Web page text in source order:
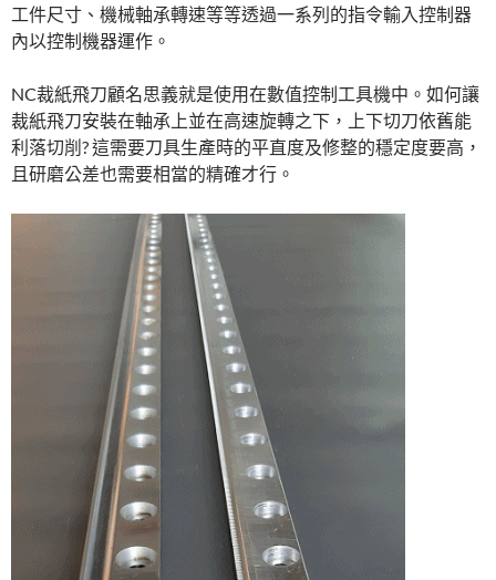
工件尺寸、機械軸承轉速等等透過一系列的指令輸入控制器
內以控制機器運作。
NC裁紙飛刀顧名思義就是使用在數值控制工具機中。如何讓
裁紙飛刀安裝在軸承上並在高速旋轉之下，上下切刀依舊能
利落切削? 這需要刀具生產時的平直度及修整的穩定度要高，
且研磨公差也需要相當的精確才行。